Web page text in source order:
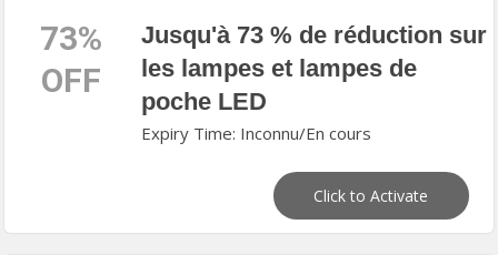
73%
OFF
Jusqu'à 73 % de réduction sur
les lampes et lampes de
poche LED
Expiry Time: Inconnu/En cours
Click to Activate